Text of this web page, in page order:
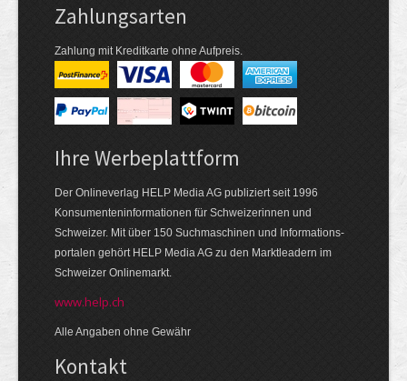
Zahlungsarten
Zahlung mit Kreditkarte ohne Aufpreis.
Ihre Werbeplattform
Der Onlineverlag HELP Media AG publiziert seit 1996
Konsumenten­informationen für Schweizerinnen und
Schweizer. Mit über 150 Suchmaschinen und Informations­
portalen gehört HELP Media AG zu den Markt­leadern im
Schweizer Onlinemarkt.
www.help.ch
Alle Angaben ohne Gewähr
Kontakt